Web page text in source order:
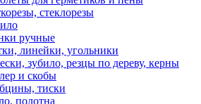
стеклорезы
ручные
линейки, угольники
зубило, резцы по дереву, керны
и скобы
тиски
полотна